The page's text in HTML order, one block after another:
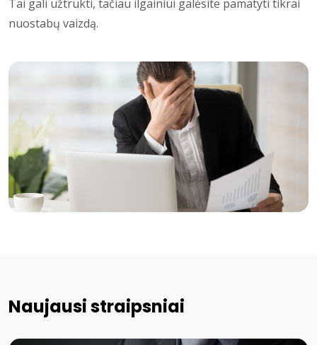
Tai gali užtrukti, tačiau ilgainiui galėsite pamatyti tikrai
nuostabų vaizdą.
Naujausi straipsniai